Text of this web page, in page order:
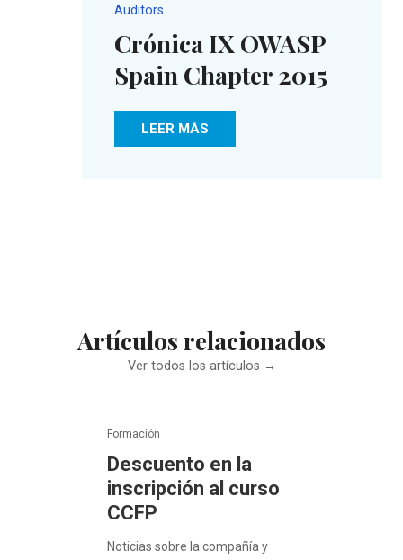
Auditors
Crónica IX OWASP
Spain Chapter 2015
LEER MÁS
Artículos relacionados
Ver todos los artículos →
Formación
Descuento en la
inscripción al curso
CCFP
Noticias sobre la compañía y